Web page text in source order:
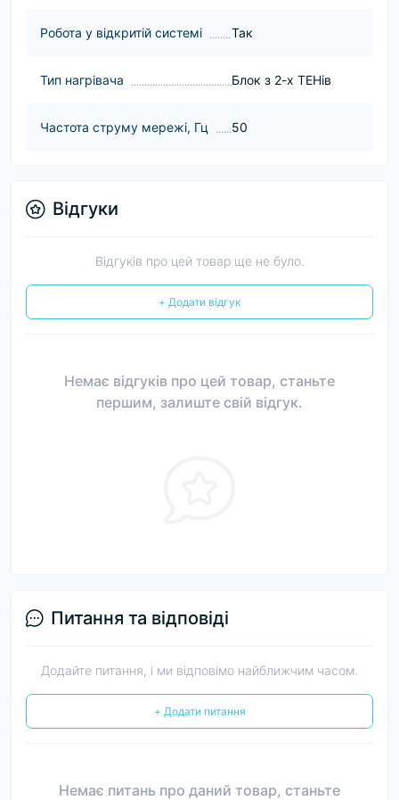
Робота у відкритій системі Так
Тип нагрівача Блок з 2-х ТЕНів
Частота струму мережі, Гц 50
Відгуки
Відгуків про цей товар ще не було.
+ Додати відгук
Немає відгуків про цей товар, станьте
першим, залиште свій відгук.
Питання та відповіді
Додайте питання, і ми відповімо найближчим часом.
+ Додати питання
Немає питань про даний товар, станьте